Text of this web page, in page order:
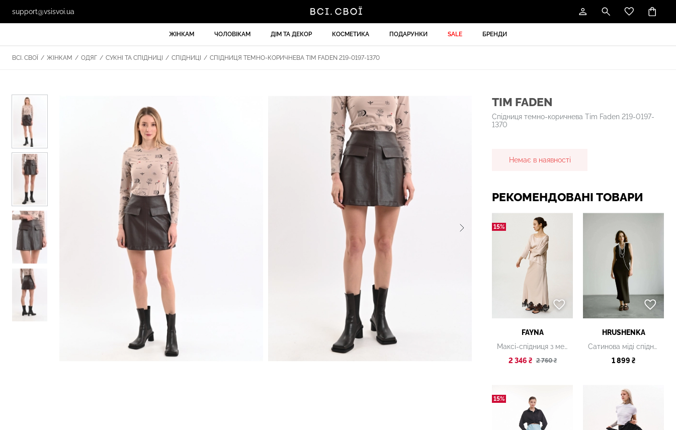
support@vsisvoi.ua
ЖІНКАМ ЧОЛОВІКАМ ДІМ ТА ДЕКОР КОСМЕТИКА ПОДАРУНКИ SALE БРЕНДИ
ВСІ. СВОЇ / ЖІНКАМ / ОДЯГ / СУКНІ ТА СПІДНИЦІ / СПІДНИЦІ / СПІДНИЦЯ ТЕМНО-КОРИЧНЕВА TIM FADEN 219-0197-1370
TIM FADEN
Спідниця темно-коричнева Tim Faden 219-0197-
1370
Немає в наявності
РЕКОМЕНДОВАНІ ТОВАРИ
15%
FAYNA
Максі-спідниця з мереживним оздобленням бежева
2 346 ₴ 2 760 ₴
HRUSHENKA
Сатинова міді спідниця чорна
1 899 ₴
15%